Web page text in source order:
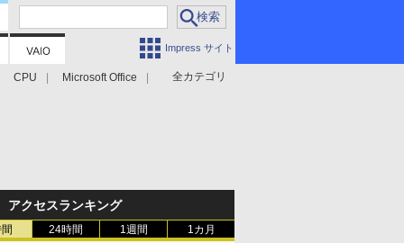
Impress サイト
全カテゴリ
CPU Microsoft Office
アクセスランキング
24時間 1週間 1カ月